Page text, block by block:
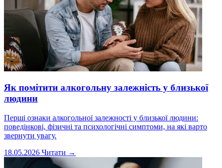
Як помітити алкогольну залежність у близької
людини
Перші ознаки алкогольної залежності у близької людини:
поведінкові, фізичні та психологічні симптоми, на які варто
звернути увагу.
18.05.2026 Читати →